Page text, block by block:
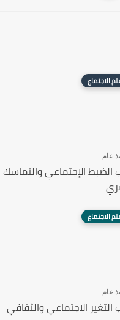
الاجتماع
عام
الضبط الإجتماعي والتماسك
الاجتماع
عام
التغير الاجتماعي والثقافي